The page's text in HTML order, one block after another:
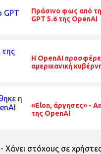
Πράσινο φως από
GPT 5.6 της OpenAI
Η OpenAI
αμερικανική
«Elon, άργησες» -
της OpenAI